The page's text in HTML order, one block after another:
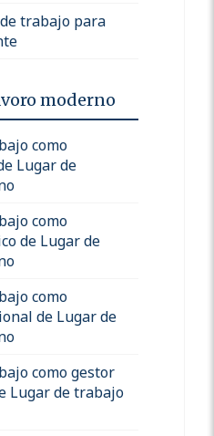
trabajo para
moderno
como
Lugar de
como
de Lugar de
como
de Lugar de
como gestor
Lugar de trabajo